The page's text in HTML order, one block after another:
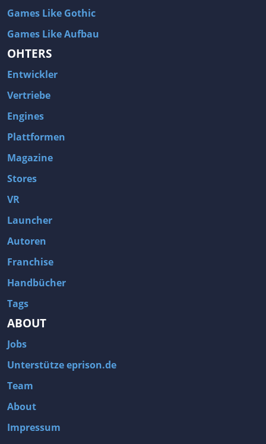
Games Like Gothic
Games Like Aufbau
OHTERS
Entwickler
Vertriebe
Engines
Plattformen
Magazine
Stores
VR
Launcher
Autoren
Franchise
Handbücher
Tags
ABOUT
Jobs
Unterstütze eprison.de
Team
About
Impressum